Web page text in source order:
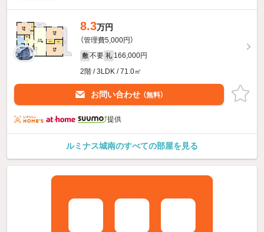
8.3万円
（管理費5,000円）
敷 不要 礼 166,000円
2階 / 3LDK / 71.0㎡
お問い合わせ （無料）
提供
ルミナス城南のすべての部屋を見る